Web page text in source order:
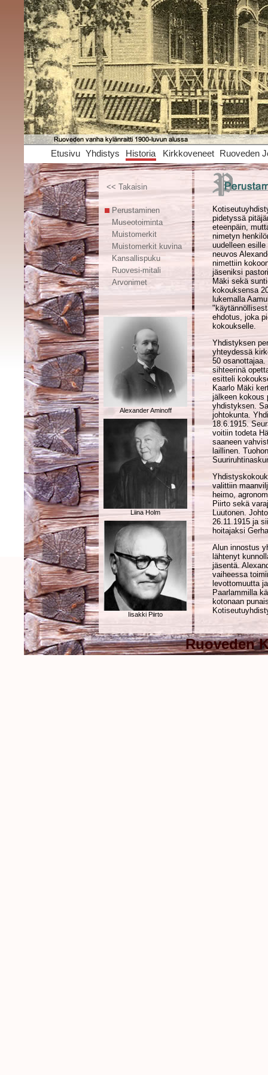
Etusivu Yhdistys Historia Kirkkoveneet Ruoveden
<< Takaisin
Perustaminen
Museotoiminta
Muistomerkit
Muistomerkit kuvina
Kansallispuku
Ruovesi-mitali
Arvonimet
pidetyssä
eteenpäin,
nimetyn
uudelleen
neuvos
nimettiin
jäseniksi
Mäki sekä
kokouksensa
lukemalla
ehdotus, joka
kokoukselle.
Yhdistyksen
yhteydessä
50
sihteerinä
esitteli
Kaarlo Mäki
jälkeen kokous
yhdistyksen.
johtokunta.
18.6.1915.
voitiin todeta
saaneen
laillinen.
valittiin
heimo,
Piirto sekä
Luutonen.
26.11.1915 ja
hoitajaksi
Alun innostus
lähtenyt
jäsentä.
vaiheessa
levottomuutta
Paarlammilla
kotonaan
Alexander Aminoff
Liina Holm
Iisakki Piirto
Ruoveden